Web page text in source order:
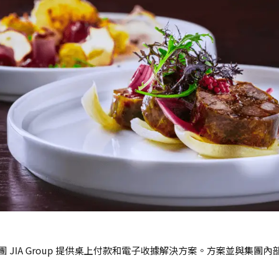
JIA Group 提供桌上付款和電子收據解決方案。方案並與集團